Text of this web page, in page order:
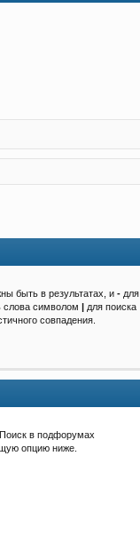
быть в результатах, и - для
слова символом | для поиска
совпадения.
в подфорумах
опцию ниже.